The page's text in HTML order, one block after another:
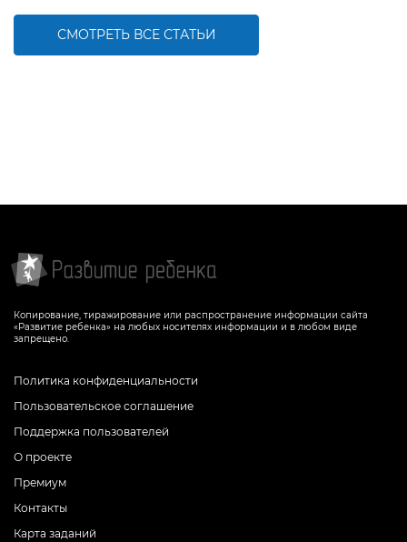
СМОТРЕТЬ ВСЕ СТАТЬИ
Копирование, тиражирование или распространение информации сайта
«Развитие ребенка» на любых носителях информации и в любом виде
запрещено.
Политика конфиденциальности
Пользовательское соглашение
Поддержка пользователей
О проекте
Премиум
Контакты
Карта заданий